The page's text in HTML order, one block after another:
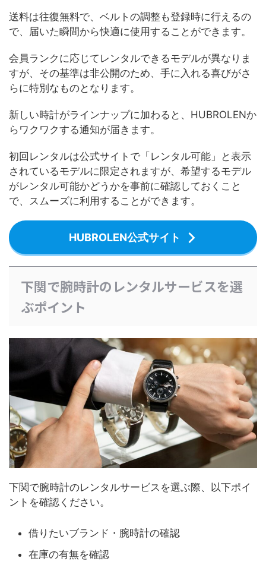
送料は往復無料で、ベルトの調整も登録時に行えるの
で、届いた瞬間から快適に使用することができます。
会員ランクに応じてレンタルできるモデルが異なりま
すが、その基準は非公開のため、手に入れる喜びがさ
らに特別なものとなります。
新しい時計がラインナップに加わると、HUBROLENか
らワクワクする通知が届きます。
初回レンタルは公式サイトで「レンタル可能」と表示
されているモデルに限定されますが、希望するモデル
がレンタル可能かどうかを事前に確認しておくこと
で、スムーズに利用することができます。
HUBROLEN公式サイト
下関で腕時計のレンタルサービスを選
ぶポイント
下関で腕時計のレンタルサービスを選ぶ際、以下ポイ
ントを確認ください。
借りたいブランド・腕時計の確認
在庫の有無を確認